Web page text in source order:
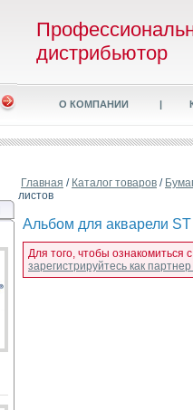
дистрибьютор
О КОМПАНИИ |
Главная / Каталог товаров /
листов
Альбом для акварели
Для того, чтобы ознакомиться
зарегистрируйтесь как